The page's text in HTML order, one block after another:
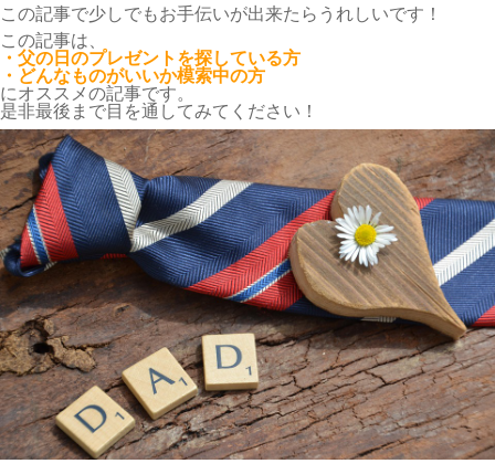
この記事で少しでもお手伝いが出来たらうれしいです！
この記事は、
・父の日のプレゼントを探している方
・どんなものがいいか模索中の方
にオススメの記事です。
是非最後まで目を通してみてください！